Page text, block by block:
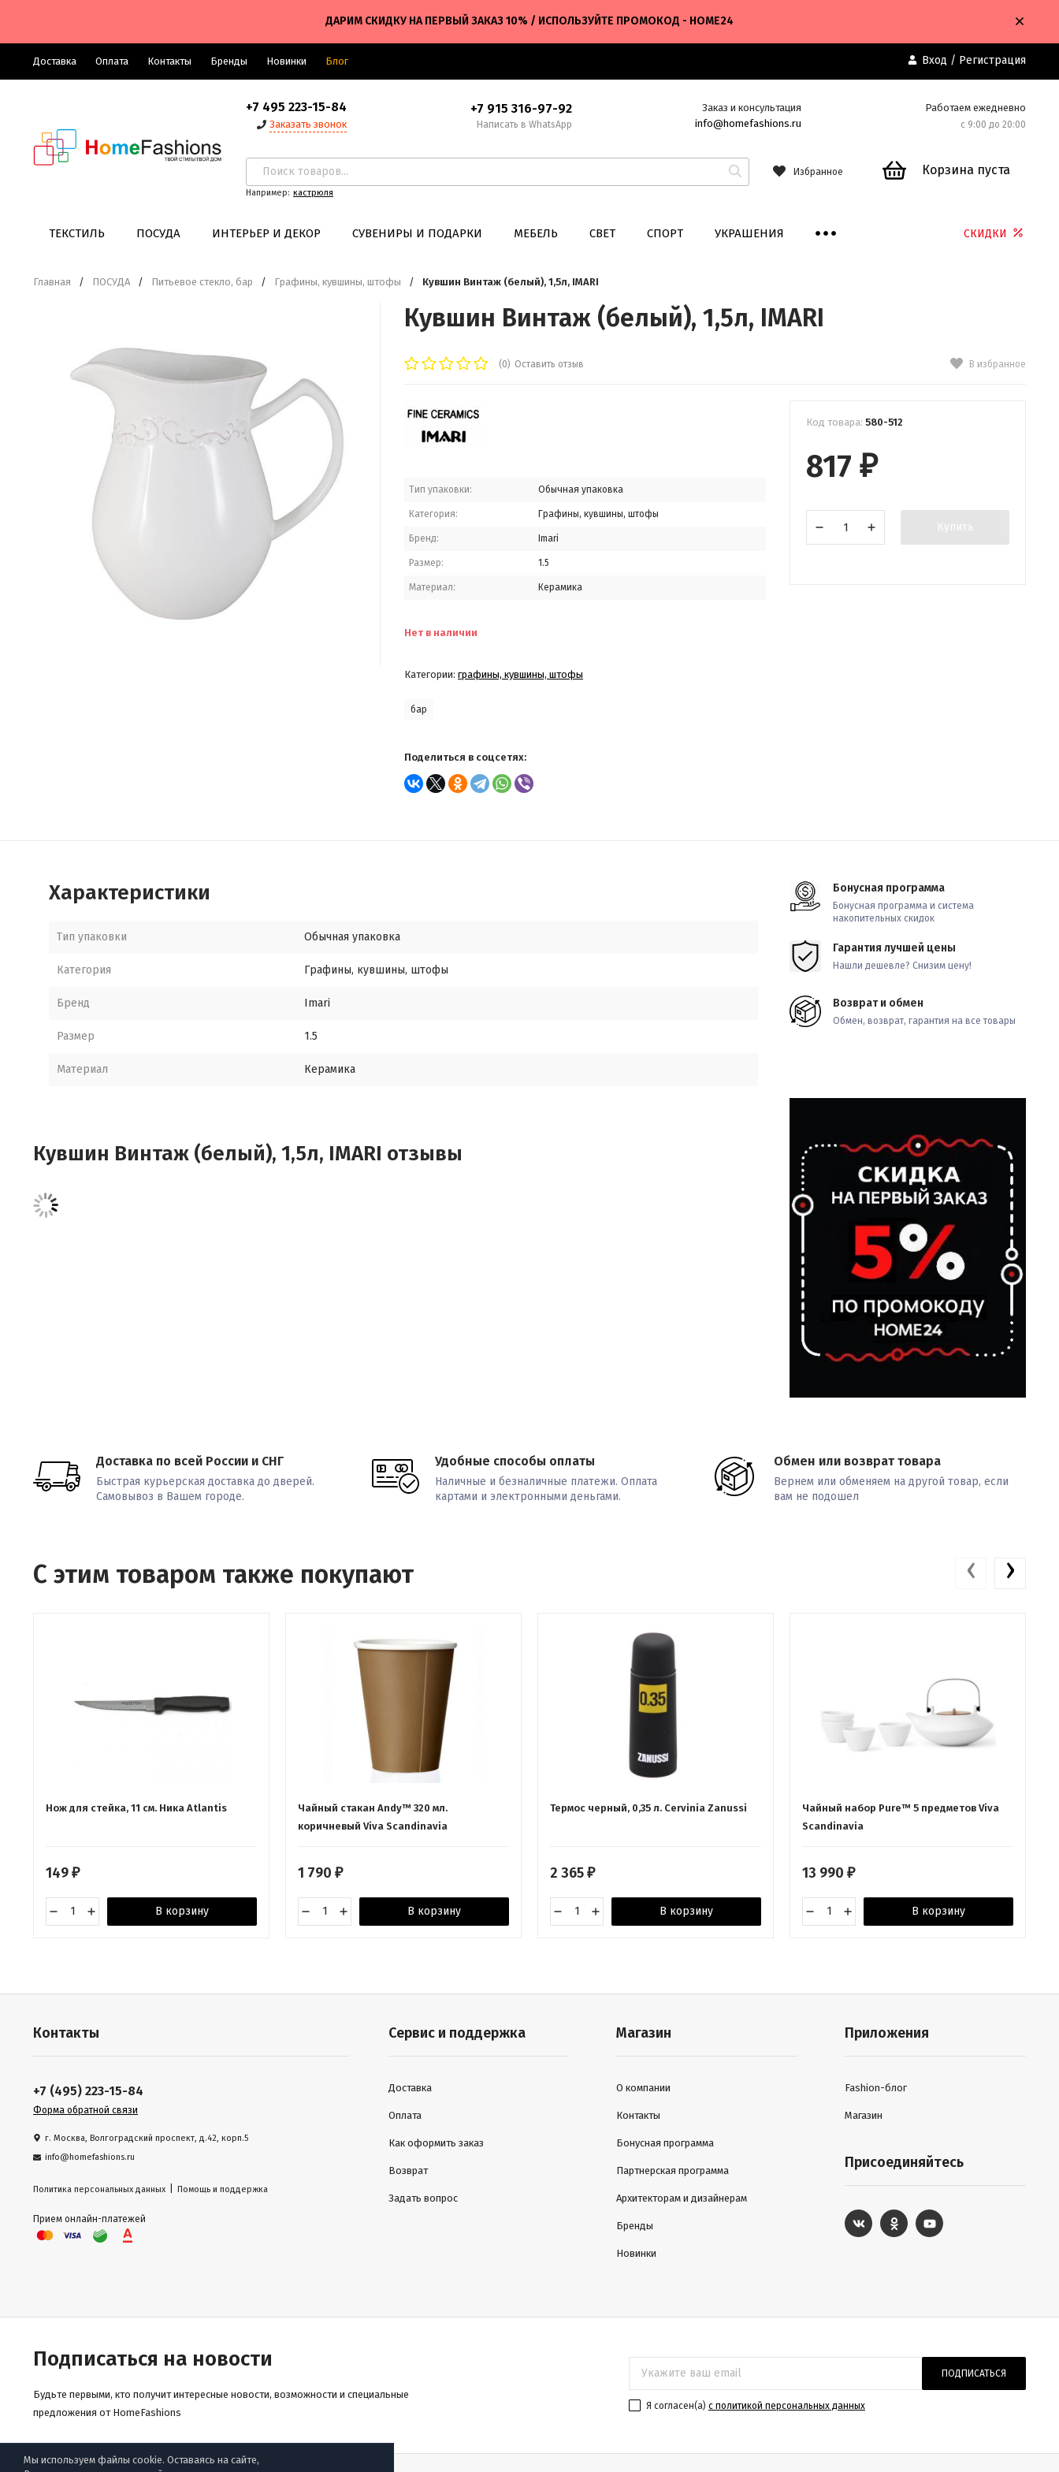
ДАРИМ СКИДКУ НА ПЕРВЫЙ ЗАКАЗ 10% / ИСПОЛЬЗУЙТЕ ПРОМОКОД - HOME24
Доставка Оплата Контакты Бренды Новинки Блог Вход / Регистрация
+7 495 223-15-84
Заказать звонок
+7 915 316-97-92
Написать в WhatsApp
Заказ и консультация
info@homefashions.ru
Работаем ежедневно
с 9:00 до 20:00
Например: кастрюля
Избранное Корзина пуста
ТЕКСТИЛЬ ПОСУДА ИНТЕРЬЕР И ДЕКОР СУВЕНИРЫ И ПОДАРКИ МЕБЕЛЬ СВЕТ СПОРТ УКРАШЕНИЯ СКИДКИ
Главная / ПОСУДА / Питьевое стекло, бар / Графины, кувшины, штофы / Кувшин Винтаж (белый), 1,5л, IMARI
Кувшин Винтаж (белый), 1,5л, IMARI
(0) Оставить отзыв В избранное
Тип упаковки: Обычная упаковка
Категория: Графины, кувшины, штофы
Бренд: Imari
Размер: 1.5
Материал: Керамика
Нет в наличии
Категории: графины, кувшины, штофы
бар
Поделиться в соцсетях:
Код товара: 580-512
817 ₽
Купить
Бонусная программа
Бонусная программа и система
накопительных скидок
Гарантия лучшей цены
Нашли дешевле? Снизим цену!
Возврат и обмен
Обмен, возврат, гарантия на все товары
Характеристики
Тип упаковки Обычная упаковка
Категория Графины, кувшины, штофы
Бренд Imari
Размер 1.5
Материал Керамика
Кувшин Винтаж (белый), 1,5л, IMARI отзывы
Доставка по всей России и СНГ
Быстрая курьерская доставка до дверей.
Самовывоз в Вашем городе.
Удобные способы оплаты
Наличные и безналичные платежи. Оплата
картами и электронными деньгами.
Обмен или возврат товара
Вернем или обменяем на другой товар, если
вам не подошел
С этим товаром также покупают
Нож для стейка, 11 см. Ника Atlantis
149 ₽
В корзину
Чайный стакан Andy™ 320 мл.
коричневый Viva Scandinavia
1 790 ₽
В корзину
Термос черный, 0,35 л. Cervinia Zanussi
2 365 ₽
В корзину
Чайный набор Pure™ 5 предметов Viva
Scandinavia
13 990 ₽
В корзину
‹ ›
Контакты
+7 (495) 223-15-84
Форма обратной связи
г. Москва, Волгоградский проспект, д.42, корп.5
info@homefashions.ru
Политика персональных данных Помощь и поддержка
Прием онлайн-платежей
Сервис и поддержка
Доставка
Оплата
Как оформить заказ
Возврат
Задать вопрос
Магазин
О компании
Контакты
Бонусная программа
Партнерская программа
Архитекторам и дизайнерам
Бренды
Новинки
Приложения
Fashion-блог
Магазин
Присоединяйтесь
Подписаться на новости
Будьте первыми, кто получит интересные новости, возможности и специальные
предложения от HomeFashions
ПОДПИСАТЬСЯ
Я согласен(a) с политикой персональных данных
Мы используем файлы cookie. Оставаясь на сайте,